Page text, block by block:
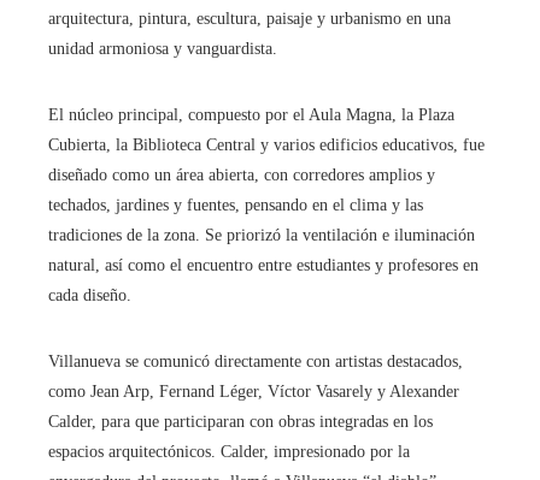
arquitectura, pintura, escultura, paisaje y urbanismo en una
unidad armoniosa y vanguardista.
El núcleo principal, compuesto por el Aula Magna, la Plaza
Cubierta, la Biblioteca Central y varios edificios educativos, fue
diseñado como un área abierta, con corredores amplios y
techados, jardines y fuentes, pensando en el clima y las
tradiciones de la zona. Se priorizó la ventilación e iluminación
natural, así como el encuentro entre estudiantes y profesores en
cada diseño.
Villanueva se comunicó directamente con artistas destacados,
como Jean Arp, Fernand Léger, Víctor Vasarely y Alexander
Calder, para que participaran con obras integradas en los
espacios arquitectónicos. Calder, impresionado por la